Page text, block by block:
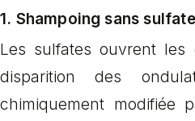
1. Shampoing sans
Les sulfates ouvrent
disparition des
chimiquement modifiée